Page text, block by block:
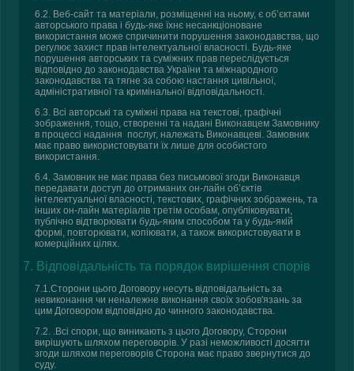
6.2. Веб-сайт та матеріали, розміщенні на ньому, є об’єктами
авторського права і будь-яке їхнє несанкціоноване
використання може спричинити порушення законодавства, що
регулює захист прав інтелектуальної власності. Будь-яке
порушення авторських та суміжних прав переслідується
відповідно до законодавства України та міжнародного
законодавства та тягне за собою настання цивільної,
адміністративної та кримінальної відповідальності.
6.3. Всі авторські та суміжні права на текстові, графічні
зображення, тощо, створенні та надані Виконавцем Замовнику
в процессі надання послуг, належать Виконавцеві. Замовник
має право використовувати їх лише для особистого
використання.
6.4. Замовник не має права без письмової згоди Виконавця
передавати доступ до отриманих он-лайн об’єктів
інтелектуальної власності, текстових, графічних зображень, та
інших он-лайн матеріалів третім особам, опубліковувати,
публічно відтворювати будь-яким способом та у будь-якій
формі, повторювати, копіювати, а також використовувати в
комерційних цілях.
7. Відповідальність та порядок вирішення спорів
7.1.Сторони цього Договору несуть відповідальність за
невиконання чи неналежне виконання своїх зобов'язань за
цим Договором відповідно до чинного законодавства.
7.2. .Всі спори, що виникають з цього Договору, Сторони
вирішують шляхом переговорів. У разі неможливості досягти
згоди шляхом переговорів Сторона має право звернутися до
суду.